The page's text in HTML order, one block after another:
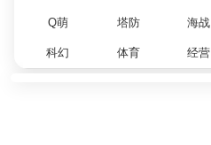
Q萌 塔防 海战
科幻 体育 经营